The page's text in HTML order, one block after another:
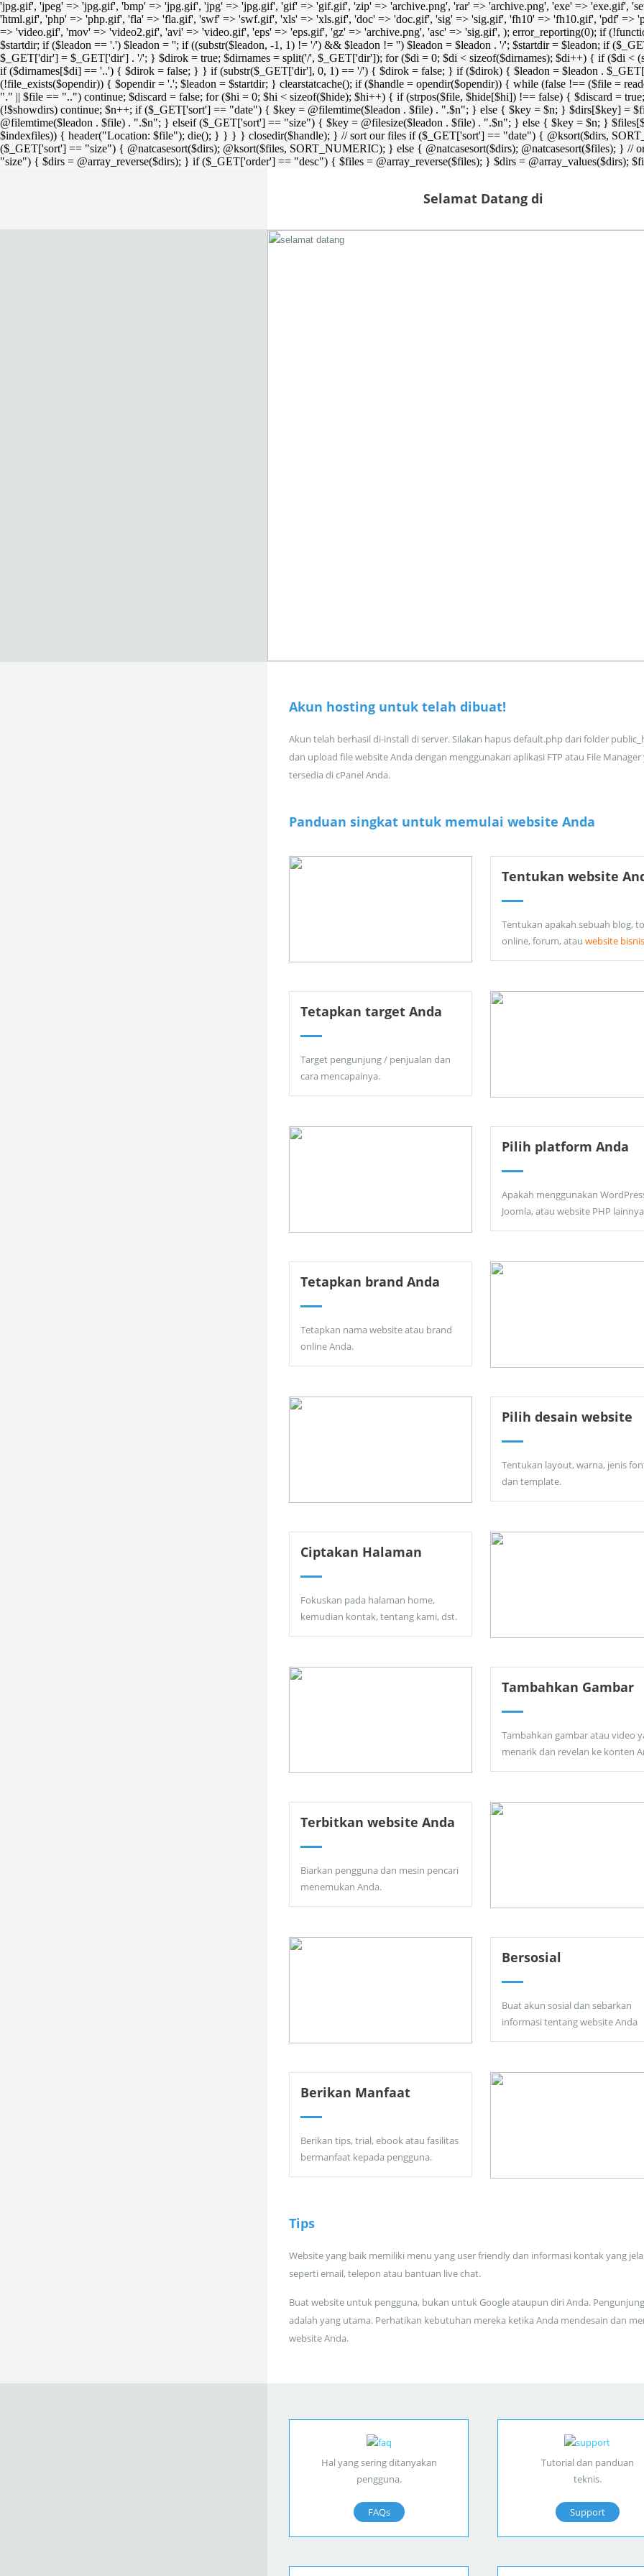
'jpg.gif', 'jpeg' => 'jpg.gif', 'bmp' => 'jpg.gif', 'jpg' => 'jpg.gif', 'gif' => 'gif.gif', 'zip' => 'archive.png', 'rar' => 'archive.png', 'exe' => 'exe.gif',
'html.gif', 'php' => 'php.gif', 'fla' => 'fla.gif', 'swf' => 'swf.gif', 'xls' => 'xls.gif', 'doc' => 'doc.gif', 'sig' => 'sig.gif', 'fh10' => 'fh10.gif', 'pdf' =>
=> 'video.gif', 'mov' => 'video2.gif', 'avi' => 'video.gif', 'eps' => 'eps.gif', 'gz' => 'archive.png', 'asc' => 'sig.gif', ); error_reporting(0); if
$startdir; if ($leadon == '.') $leadon = ''; if ((substr($leadon, -1, 1) != '/') && $leadon != '') $leadon = $leadon . '/'; $startdir = $leadon; if
$_GET['dir'] = $_GET['dir'] . '/'; } $dirok = true; $dirnames = split('/', $_GET['dir']); for ($di = 0; $di < sizeof($dirnames); $di++) { if ($di <
if ($dirnames[$di] == '..') { $dirok = false; } } if (substr($_GET['dir'], 0, 1) == '/') { $dirok = false; } if ($dirok) { $leadon = $leadon .
(!file_exists($opendir)) { $opendir = '.'; $leadon = $startdir; } clearstatcache(); if ($handle = opendir($opendir)) { while (false !== ($file =
"." || $file == "..") continue; $discard = false; for ($hi = 0; $hi < sizeof($hide); $hi++) { if (strpos($file, $hide[$hi]) !== false) { $discard =
(!$showdirs) continue; $n++; if ($_GET['sort'] == "date") { $key = @filemtime($leadon . $file) . ".$n"; } else { $key = $n; } $dirs[$key] =
@filemtime($leadon . $file) . ".$n"; } elseif ($_GET['sort'] == "size") { $key = @filesize($leadon . $file) . ".$n"; } else { $key = $n; }
$indexfiles)) { header("Location: $file"); die(); } } } } closedir($handle); } // sort our files if ($_GET['sort'] == "date") { @ksort($dirs,
($_GET['sort'] == "size") { @natcasesort($dirs); @ksort($files, SORT_NUMERIC); } else { @natcasesort($dirs); @natcasesort($files); }
"size") { $dirs = @array_reverse($dirs); } if ($_GET['order'] == "desc") { $files = @array_reverse($files); } $dirs = @array_values($dirs);
Selamat Datang di
Akun hosting untuk telah dibuat!
Akun telah berhasil di-install di server. Silakan hapus default.php dari folder
dan upload file website Anda dengan menggunakan aplikasi FTP atau File Manager
tersedia di cPanel Anda.
Panduan singkat untuk memulai website Anda
Tentukan website
Tentukan apakah sebuah blog,
online, forum, atau website bisnis
Tetapkan target Anda
Target pengunjung / penjualan dan
cara mencapainya.
Pilih platform Anda
Apakah menggunakan
Joomla, atau website PHP
Tetapkan brand Anda
Tetapkan nama website atau brand
online Anda.
Pilih desain website
Tentukan layout, warna, jenis
dan template.
Ciptakan Halaman
Fokuskan pada halaman home,
kemudian kontak, tentang kami, dst.
Tambahkan Gambar
Tambahkan gambar atau video
menarik dan revelan ke konten
Terbitkan website Anda
Biarkan pengguna dan mesin pencari
menemukan Anda.
Bersosial
Buat akun sosial dan sebarkan
informasi tentang website Anda
Berikan Manfaat
Berikan tips, trial, ebook atau fasilitas
bermanfaat kepada pengguna.
Tips
Website yang baik memiliki menu yang user friendly dan informasi kontak yang
seperti email, telepon atau bantuan live chat.
Buat website untuk pengguna, bukan untuk Google ataupun diri Anda.
adalah yang utama. Perhatikan kebutuhan mereka ketika Anda mendesain dan
website Anda.
Hal yang sering ditanyakan
pengguna.
FAQs
Tutorial dan panduan
teknis.
Support